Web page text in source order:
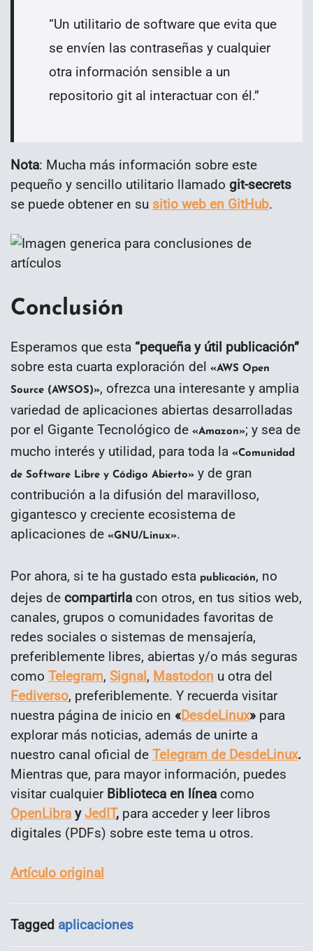
“Un utilitario de software que evita que
se envíen las contraseñas y cualquier
otra información sensible a un
repositorio git al interactuar con él.”
Nota: Mucha más información sobre este
pequeño y sencillo utilitario llamado git-secrets
se puede obtener en su sitio web en GitHub.
Conclusión
Esperamos que esta “pequeña y útil publicación”
sobre esta cuarta exploración del «AWS Open
Source (AWSOS)», ofrezca una interesante y amplia
variedad de aplicaciones abiertas desarrolladas
por el Gigante Tecnológico de «Amazon»; y sea de
mucho interés y utilidad, para toda la «Comunidad
de Software Libre y Código Abierto» y de gran
contribución a la difusión del maravilloso,
gigantesco y creciente ecosistema de
aplicaciones de «GNU/Linux».
Por ahora, si te ha gustado esta publicación, no
dejes de compartirla con otros, en tus sitios web,
canales, grupos o comunidades favoritas de
redes sociales o sistemas de mensajería,
preferiblemente libres, abiertas y/o más seguras
como Telegram, Signal, Mastodon u otra del
Fediverso, preferiblemente. Y recuerda visitar
nuestra página de inicio en «DesdeLinux» para
explorar más noticias, además de unirte a
nuestro canal oficial de Telegram de DesdeLinux.
Mientras que, para mayor información, puedes
visitar cualquier Biblioteca en línea como
OpenLibra yJedIT, para acceder y leer libros
digitales (PDFs) sobre este tema u otros.
Artículo original
Tagged aplicaciones